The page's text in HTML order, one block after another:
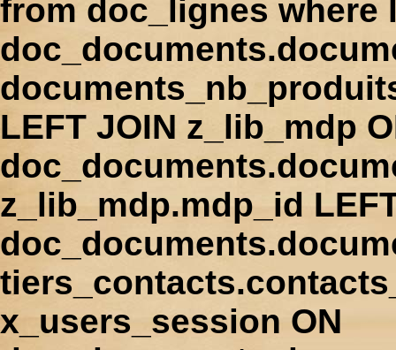
from doc_lignes where
LEFT JOIN z_lib_mdp
z_lib_mdp.mdp_id
x_users_session ON